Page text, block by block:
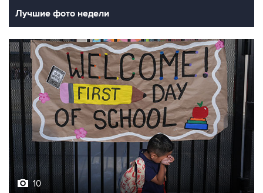
Лучшие фото недели
10